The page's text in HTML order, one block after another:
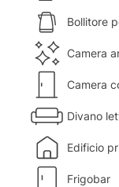
Bollitore
Camera
Camera
Divano
Edificio
Frigobar